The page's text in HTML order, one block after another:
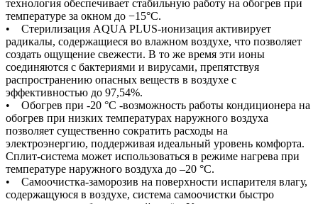
технология обеспечивает стабильную работу на обогрев при
температуре за окном до −15°С.
• Стерилизация AQUA PLUS-ионизация активирует
радикалы, содержащиеся во влажном воздухе, что позволяет
создать ощущение свежести. В то же время эти ионы
соединяются с бактериями и вирусами, препятствуя
распространению опасных веществ в воздухе с
эффективностью до 97,54%.
• Обогрев при -20 °С -возможность работы кондиционера на
обогрев при низких температурах наружного воздуха
позволяет существенно сократить расходы на
электроэнергию, поддерживая идеальный уровень комфорта.
Сплит-система может использоваться в режиме нагрева при
температуре наружного воздуха до –20 °С.
• Самоочистка-заморозив на поверхности испарителя влагу,
содержащуюся в воздухе, система самоочистки быстро